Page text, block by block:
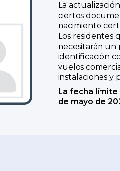
La
ciertos
nacimiento
Los residentes
necesitarán un
identificación
vuelos
instalaciones y
La fecha límite
de mayo de